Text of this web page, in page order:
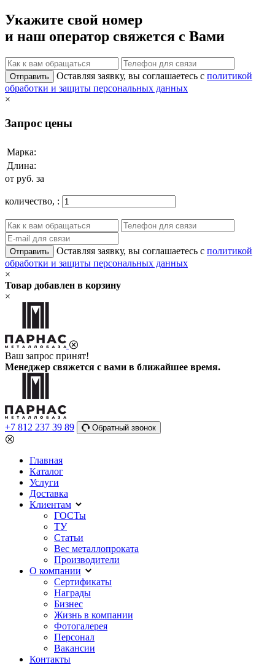
Укажите свой номер
и наш оператор свяжется с Вами
Отправить Оставляя заявку, вы соглашаетесь с политикой
обработки и защиты персональных данных
×
Запрос цены
Марка:
Длина:
от руб. за
количество, :
Отправить Оставляя заявку, вы соглашаетесь с политикой
обработки и защиты персональных данных
×
Товар добавлен в корзину
×
Ваш запрос принят!
Менеджер свяжется с вами в ближайшее время.
+7 812 237 39 89 Обратный звонок
Главная
Каталог
Услуги
Доставка
Клиентам
ГОСТы
ТУ
Статьи
Вес металлопроката
Производители
О компании
Сертификаты
Награды
Бизнес
Жизнь в компании
Фотогалерея
Персонал
Вакансии
Контакты